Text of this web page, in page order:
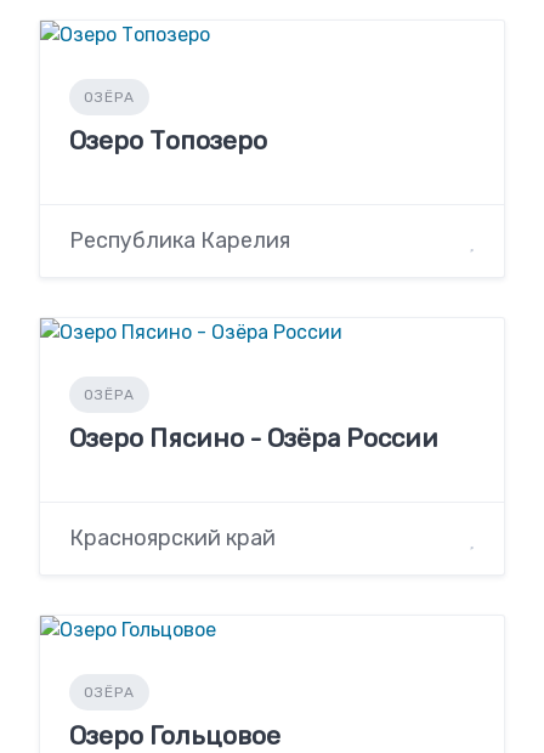
ОЗЁРА
Озеро Топозеро
Республика Карелия
ОЗЁРА
Озеро Пясино - Озёра России
Красноярский край
ОЗЁРА
Озеро Гольцовое